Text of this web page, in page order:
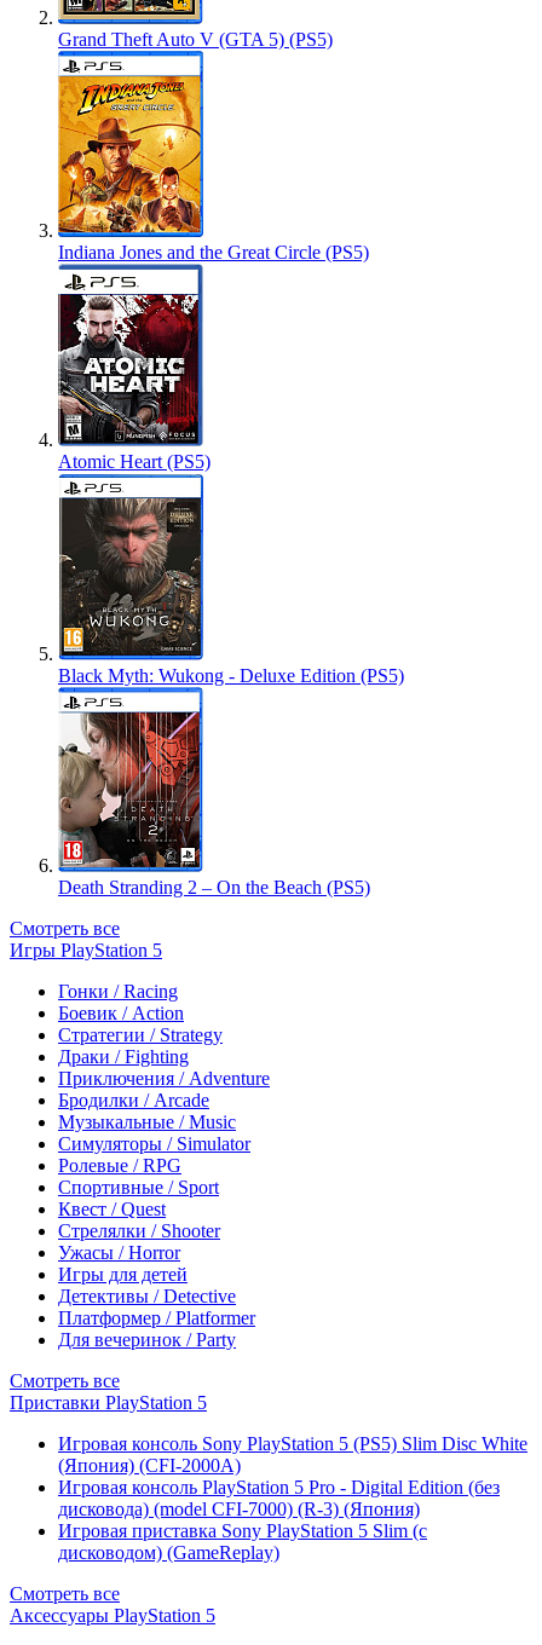
Grand Theft Auto V (GTA 5) (PS5)
Indiana Jones and the Great Circle (PS5)
Atomic Heart (PS5)
Black Myth: Wukong - Deluxe Edition (PS5)
Death Stranding 2 – On the Beach (PS5)
Смотреть все
Игры PlayStation 5
Гонки / Racing
Боевик / Action
Стратегии / Strategy
Драки / Fighting
Приключения / Adventure
Бродилки / Arcade
Музыкальные / Music
Симуляторы / Simulator
Ролевые / RPG
Спортивные / Sport
Квест / Quest
Стрелялки / Shooter
Ужасы / Horror
Игры для детей
Детективы / Detective
Платформер / Platformer
Для вечеринок / Party
Смотреть все
Приставки PlayStation 5
Игровая консоль Sony PlayStation 5 (PS5) Slim Disc White
(Япония) (CFI-2000A)
Игровая консоль PlayStation 5 Pro - Digital Edition (без
дисковода) (model CFI-7000) (R-3) (Япония)
Игровая приставка Sony PlayStation 5 Slim (с
дисководом) (GameReplay)
Смотреть все
Аксессуары PlayStation 5